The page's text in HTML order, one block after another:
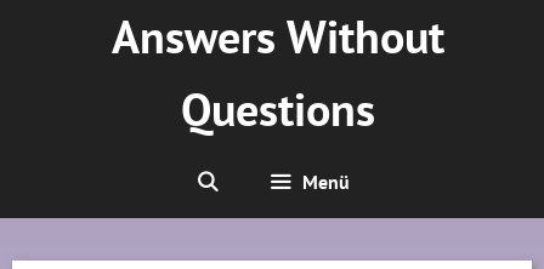
Answers Without
Questions
Menü